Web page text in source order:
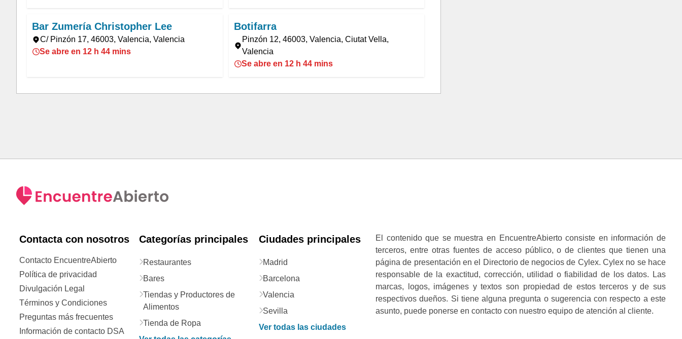
Bar Zumería Christopher Lee
C/ Pinzón 17, 46003, Valencia, Valencia
Se abre en 12 h 44 mins
Botifarra
Pinzón 12, 46003, Valencia, Ciutat Vella,
Valencia
Se abre en 12 h 44 mins
Contacta con nosotros
Contacto EncuentreAbierto
Política de privacidad
Divulgación Legal
Términos y Condiciones
Preguntas más frecuentes
Información de contacto DSA
Categorías principales
Restaurantes
Bares
Tiendas y Productores de
Alimentos
Tienda de Ropa
Ciudades principales
Madrid
Barcelona
Valencia
Sevilla
Ver todas las ciudades
El contenido que se muestra en EncuentreAbierto consiste en información de
terceros, entre otras fuentes de acceso público, o de clientes que tienen una
página de presentación en el Directorio de negocios de Cylex. Cylex no se hace
responsable de la exactitud, corrección, utilidad o fiabilidad de los datos. Las
marcas, logos, imágenes y textos son propiedad de estos terceros y de sus
respectivos dueños. Si tiene alguna pregunta o sugerencia con respecto a este
asunto, puede ponerse en contacto con nuestro equipo de atención al cliente.